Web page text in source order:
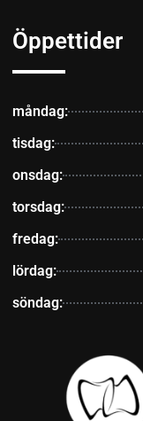
Öppettider
måndag:
tisdag:
onsdag:
torsdag:
fredag:
lördag:
söndag: